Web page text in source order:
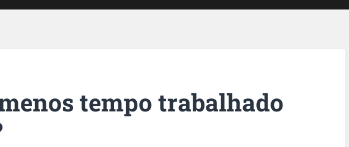
tempo trabalhado